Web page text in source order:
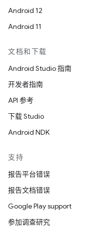
Android 12
Android 11
文档和下载
Android Studio 指南
开发者指南
API 参考
下载 Studio
Android NDK
支持
报告平台错误
报告文档错误
Google Play support
参加调查研究